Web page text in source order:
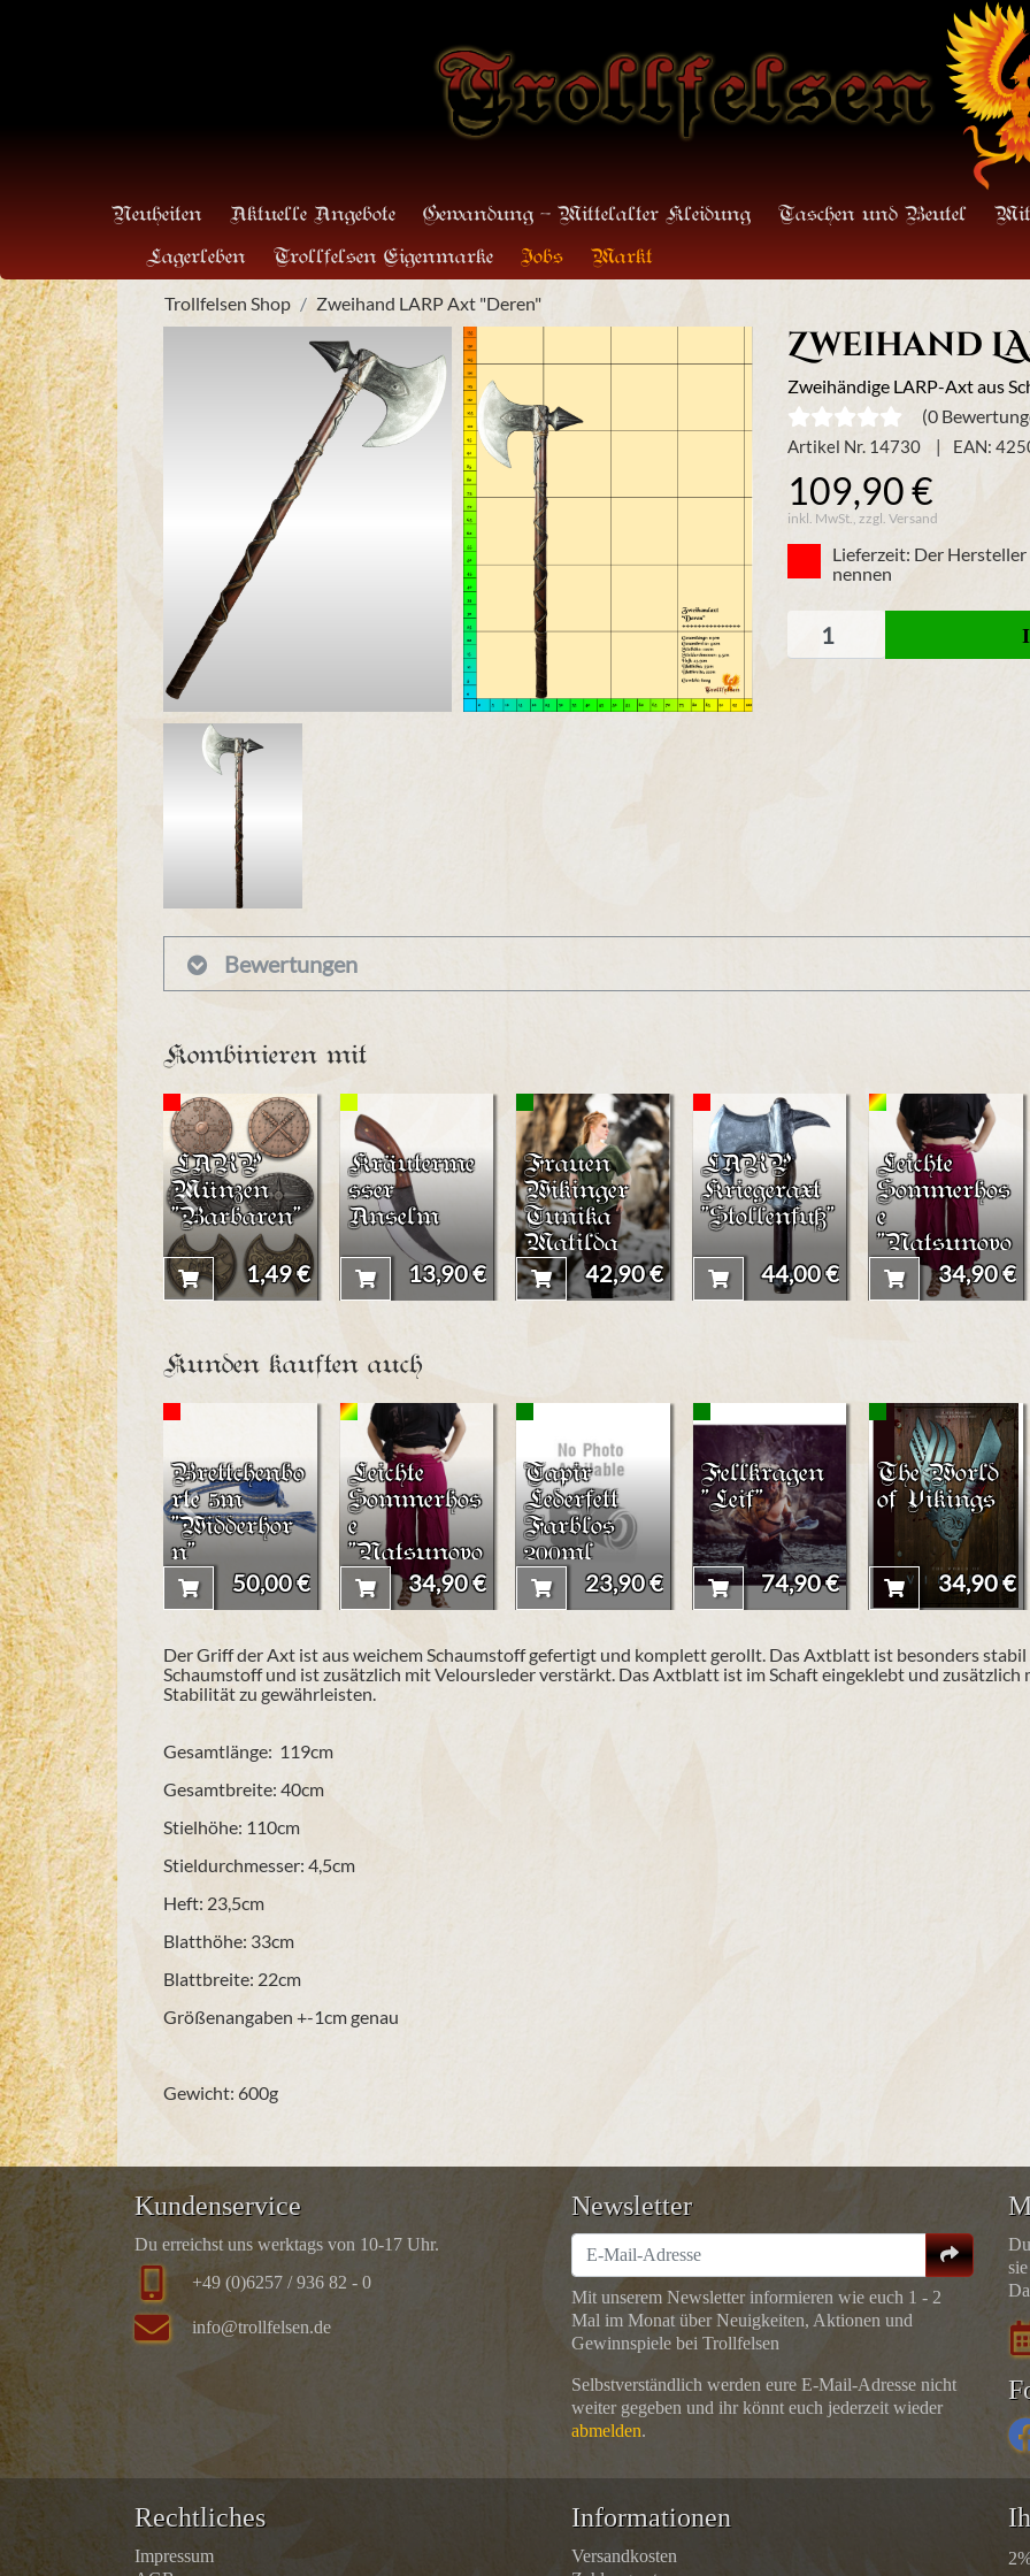
Neuheiten Aktuelle Angebote Gewandung - Mittelalter Kleidung Taschen und Beutel
Lagerleben
Trollfelsen Eigenmarke Jobs Markt
Trollfelsen Shop Zweihand LARP Axt "Deren"
Zweihand
Zweihändige LARP-Axt aus
(0
Artikel Nr. 14730 EAN:
109,90 €
inkl. MwSt., zzgl. Versand
Lieferzeit: Der
nennen
Bewertungen
Kombinieren mit
LARP
Münzen
"Barbaren"
1,49 €
Kräuterme
sser
Anselm
13,90 €
Frauen
Wikinger
Tunika
Matilda
42,90 €
LARP
Kriegeraxt
"Stollenfuß"
44,00 €
Leichte
Sommerhos
e
"Natsunoyo
"
34,90 €
Kunden kauften auch
Brettchenbo
rte 5m
"Widderhor
n"
50,00 €
Leichte
Sommerhos
e
"Natsunoyo
"
34,90 €
Tapir
Lederfett
Farblos
200ml
23,90 €
Fellkragen
"Leif"
74,90 €
The World
of Vikings
34,90 €
Der Griff der Axt ist aus weichem Schaumstoff gefertigt und komplett gerollt. Das Axtblatt ist besonders
Schaumstoff und ist zusätzlich mit Veloursleder verstärkt. Das Axtblatt ist im Schaft eingeklebt und zusätzlich
Stabilität zu gewährleisten.
Gesamtlänge: 119cm
Gesamtbreite: 40cm
Stielhöhe: 110cm
Stieldurchmesser: 4,5cm
Heft: 23,5cm
Blatthöhe: 33cm
Blattbreite: 22cm
Größenangaben +-1cm genau
Gewicht: 600g
Kundenservice
Du erreichst uns werktags von 10-17 Uhr.
+49 (0)6257 / 936 82 - 0
info@trollfelsen.de
Newsletter
Mit unserem Newsletter informieren wie euch 1 - 2
Mal im Monat über Neuigkeiten, Aktionen und
Gewinnspiele bei Trollfelsen
Selbstverständlich werden eure E-Mail-Adresse nicht
weiter gegeben und ihr könnt euch jederzeit wieder
abmelden.
Rechtliches
Impressum
Informationen
Versandkosten